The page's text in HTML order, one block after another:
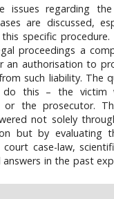
issues regarding
are discussed,
specific procedure.
proceedings a
an authorisation to
such liability. The
do this – the victim
the prosecutor.
not solely
but by evaluating
case-law,
in the past